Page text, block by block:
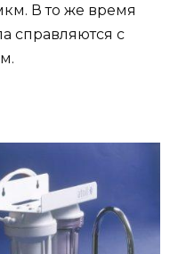
В то же время
справляются с